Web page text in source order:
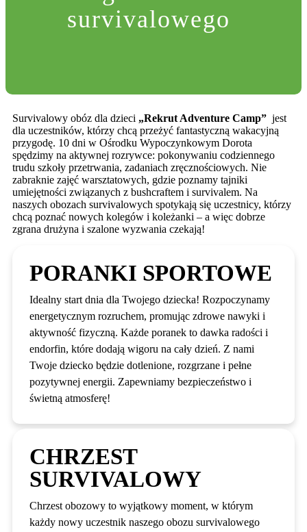
survivalowego
Survivalowy obóz dla dzieci „Rekrut Adventure Camp” jest
dla uczestników, którzy chcą przeżyć fantastyczną wakacyjną
przygodę. 10 dni w Ośrodku Wypoczynkowym Dorota
spędzimy na aktywnej rozrywce: pokonywaniu codziennego
trudu szkoły przetrwania, zadaniach zręcznościowych. Nie
zabraknie zajęć warsztatowych, gdzie poznamy tajniki
umiejętności związanych z bushcraftem i survivalem. Na
naszych obozach survivalowych spotykają się uczestnicy, którzy
chcą poznać nowych kolegów i koleżanki – a więc dobrze
zgrana drużyna i szalone wyzwania czekają!
PORANKI SPORTOWE
Idealny start dnia dla Twojego dziecka! Rozpoczynamy
energetycznym rozruchem, promując zdrowe nawyki i
aktywność fizyczną. Każde poranek to dawka radości i
endorfin, które dodają wigoru na cały dzień. Z nami
Twoje dziecko będzie dotlenione, rozgrzane i pełne
pozytywnej energii. Zapewniamy bezpieczeństwo i
świetną atmosferę!
CHRZEST
SURVIVALOWY
Chrzest obozowy to wyjątkowy moment, w którym
każdy nowy uczestnik naszego obozu survivalowego